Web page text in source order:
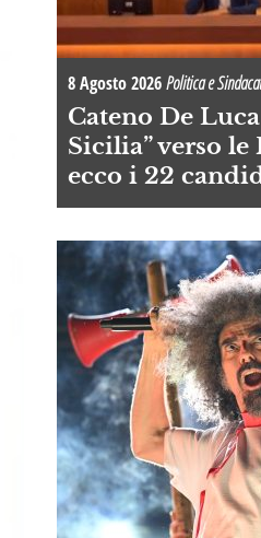
8 Agosto 2026Politica e
Cateno De
Sicilia” verso le
ecco i 22